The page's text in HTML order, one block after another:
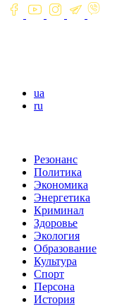
ua
ru
Резонанс
Политика
Экономика
Энергетика
Криминал
Здоровье
Экология
Образование
Культура
Спорт
Персона
История